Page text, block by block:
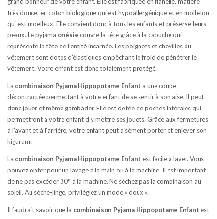
très douce, en coton biologique qui est hypoallergénique et en molleton
qui est moelleux. Elle convient donc à tous les enfants et préserve leurs
peaux. Le pyjama onésie couvre la tête grâce à la capuche qui
représente la tête de l’entité incarnée. Les poignets et chevilles du
vêtement sont dotés d’élastiques empêchant le froid de pénétrer le
vêtement. Votre enfant est donc totalement protégé.
La combinaison Pyjama Hippopotame Enfant a une coupe
décontractée permettant à votre enfant de se sentir à son aise. Il peut
donc jouer et même gambader. Elle est dotée de poches latérales qui
permettront à votre enfant d’y mettre ses jouets. Grâce aux fermetures
à l’avant et à l’arrière, votre enfant peut aisément porter et enlever son
kigurumi.
La combinaison Pyjama Hippopotame Enfant est facile à laver. Vous
pouvez opter pour un lavage à la main ou à la machine. Il est important
de ne pas excéder 30° à la machine. Ne séchez pas la combinaison au
soleil. Au sèche-linge, privilégiez un mode « doux ».
Il faudrait savoir que la combinaison Pyjama Hippopotame Enfant est